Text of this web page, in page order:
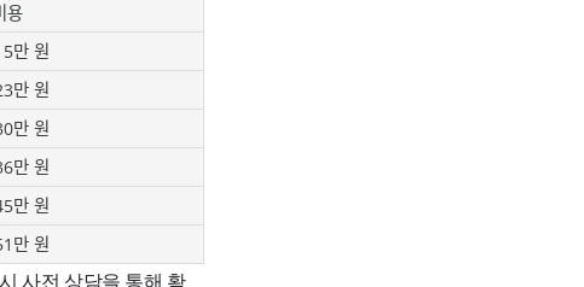
용
만 원
만 원
만 원
만 원
만 원
만 원
사전 상담을 통해 확